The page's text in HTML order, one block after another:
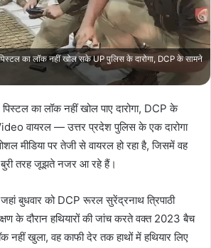
का लॉक नहीं खोल सके UP पुलिस के दारोगा, DCP के सामने
का लॉक नहीं खोल पाए दारोगा, DCP के
वायरल — उत्तर प्रदेश पुलिस के एक दारोगा
मीडिया पर तेजी से वायरल हो रहा है, जिसमें वह
तरह जूझते नजर आ रहे हैं।
जहां बुधवार को DCP रूरल सुरेंद्रनाथ त्रिपाठी
के दौरान हथियारों की जांच करते वक्त 2023 बैच
नहीं खुला, वह काफी देर तक हाथों में हथियार लिए